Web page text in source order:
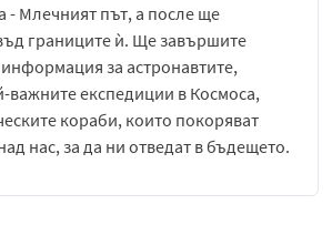
- Млечният път, а после ще
границите ѝ. Ще завършите
за астронавтите,
важните експедиции в Космоса,
кораби, които покоряват
нас, за да ни отведат в бъдещето.